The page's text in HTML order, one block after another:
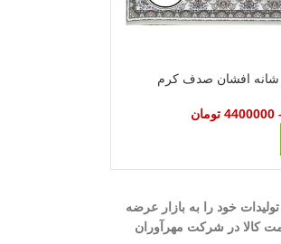
4400000 تومان
عروسکی، تابلو، پادری و ... تولیدات خود را به بازار عرضه
قیمت کالا در شرکت مهرآوران